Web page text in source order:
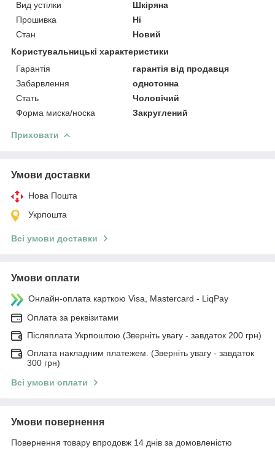
Вид устілки
Шкіряна
Прошивка
Ні
Стан
Новий
Користувальницькі характеристики
Гарантія
гарантія від продавця
Забарвлення
однотонна
Стать
Чоловічий
Форма миска/носка
Закруглений
Приховати
Умови доставки
Нова Пошта
Укрпошта
Всі умови доставки
Умови оплати
Онлайн-оплата карткою Visa, Mastercard - LiqPay
Оплата за реквізитами
Післяплата Укрпоштою (Зверніть увагу - завдаток 200 грн)
Оплата накладним платежем. (Зверніть увагу - завдаток
300 грн)
Всі умови оплати
Умови повернення
Повернення товару впродовж 14 днів за домовленістю